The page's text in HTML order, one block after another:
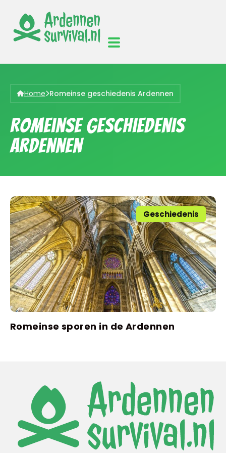
Home Romeinse geschiedenis Ardennen
Romeinse geschiedenis
Ardennen
Geschiedenis
Romeinse sporen in de Ardennen